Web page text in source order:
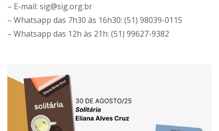
– E-mail: sig@sig.org.br
– Whatsapp das 7h30 às 16h30: (51) 98039-0115
– Whatsapp das 12h às 21h: (51) 99627-9382